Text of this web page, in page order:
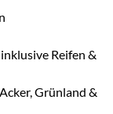
Reifen &
Grünland &